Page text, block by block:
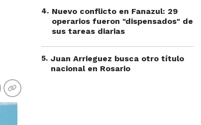
4. Nuevo conflicto en Fanazul: 29
operarios fueron "dispensados" de
sus tareas diarias
5. Juan Arrieguez busca otro título
nacional en Rosario